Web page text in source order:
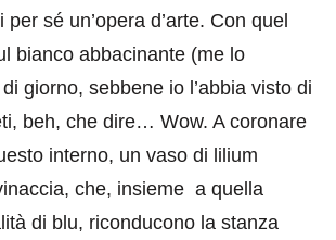
sé un’opera d’arte. Con quel
bianco abbacinante (me lo
giorno, sebbene io l’abbia visto di
beh, che dire… Wow. A coronare
interno, un vaso di lilium
che, insieme a quella
di blu, riconducono la stanza